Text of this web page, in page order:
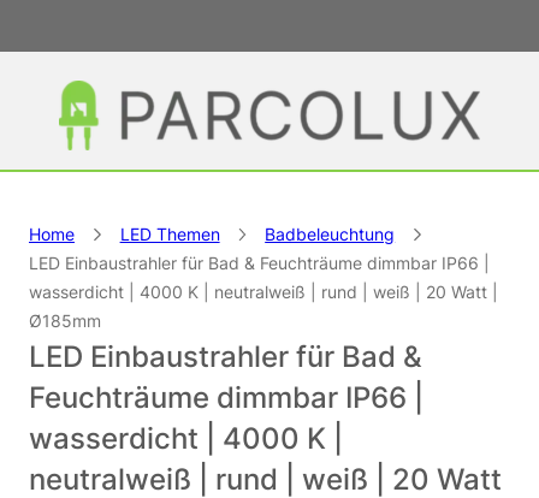
Home LED Themen
Badbeleuchtung
LED Einbaustrahler für Bad & Feuchträume dimmbar IP66 |
wasserdicht | 4000 K | neutralweiß | rund | weiß | 20 Watt |
Ø185mm
LED Einbaustrahler für Bad &
Feuchträume dimmbar IP66 |
wasserdicht | 4000 K |
neutralweiß | rund | weiß | 20 Watt